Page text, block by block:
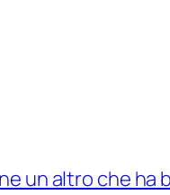
un altro che ha